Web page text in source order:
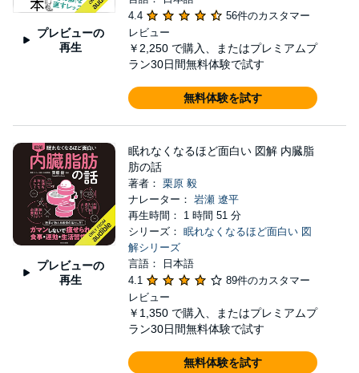
プレビューの
再生
4.4
56件のカスタマー
レビュー
￥2,250 で購入、またはプレミアムプ
ラン30日間無料体験で試す
無料体験を試す
プレビューの
再生
眠れなくなるほど面白い 図解 内臓脂
肪の話
著者： 栗原 毅
ナレーター： 岩瀬 遼平
再生時間： 1 時間 51 分
シリーズ： 眠れなくなるほど面白い 図
解シリーズ
言語： 日本語
4.1
89件のカスタマー
レビュー
￥1,350 で購入、またはプレミアムプ
ラン30日間無料体験で試す
無料体験を試す